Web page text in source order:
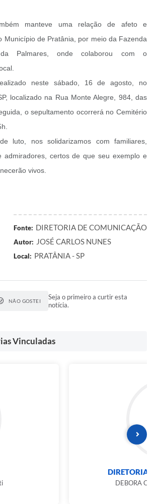
manteve uma relação de afeto e
Município de Pratânia, por meio da Fazenda
Palmares, onde colaborou com o
neste sábado, 16 de agosto, no
localizado na Rua Monte Alegre, 984, das
o sepultamento ocorrerá no Cemitério
luto, nos solidarizamos com familiares,
admiradores, certos de que seu exemplo e
vivos.
Fonte: DIRETORIA DE COMUNICAÇÃO
Autor: JOSÉ CARLOS NUNES
Local: PRATÂNIA - SP
NÃO GOSTEI
Seja o primeiro a curtir esta
notícia.
Vinculadas
Daniele Aparecida Tomazetti